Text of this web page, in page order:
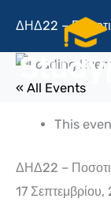
στο
περιεχόμενο
ΔΗΔ22 –
« All Events
This
ΔΗΔ22 –
17